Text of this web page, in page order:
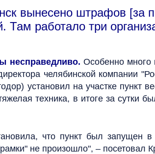
вынесено штрафов [за
работало три
несправедливо. Особенно много
челябинской компании
установил на участке пункт
техника, в итоге за сутки
что пункт был запущен в
не произошло", – посетовал